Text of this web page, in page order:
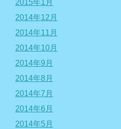
2015年1月
2014年12月
2014年11月
2014年10月
2014年9月
2014年8月
2014年7月
2014年6月
2014年5月